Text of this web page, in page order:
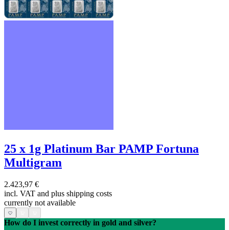
25 x 1g Platinum Bar PAMP Fortuna
Multigram
2.423,97 €
incl. VAT and plus shipping costs
currently not available
How do I invest correctly in gold and silver?